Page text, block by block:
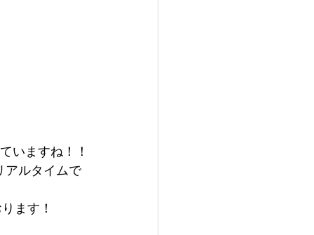
いますね！！
アルタイムで
ます！